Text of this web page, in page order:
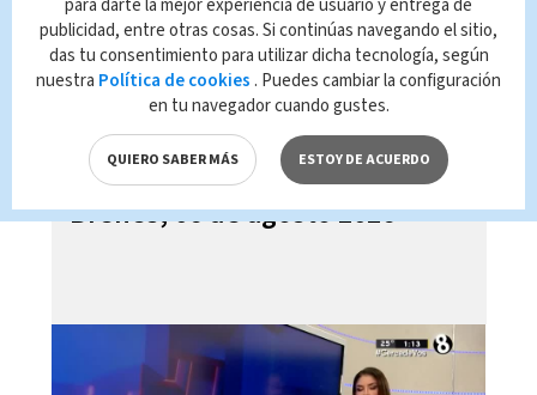
Telediario En Directo con Paula
Brenes, 06 de agosto 2026
para darte la mejor experiencia de usuario y entrega de
publicidad, entre otras cosas. Si continúas navegando el sitio,
das tu consentimiento para utilizar dicha tecnología, según
nuestra Política de cookies . Puedes cambiar la configuración
en tu navegador cuando gustes.
QUIERO SABER MÁS ESTOY DE ACUERDO